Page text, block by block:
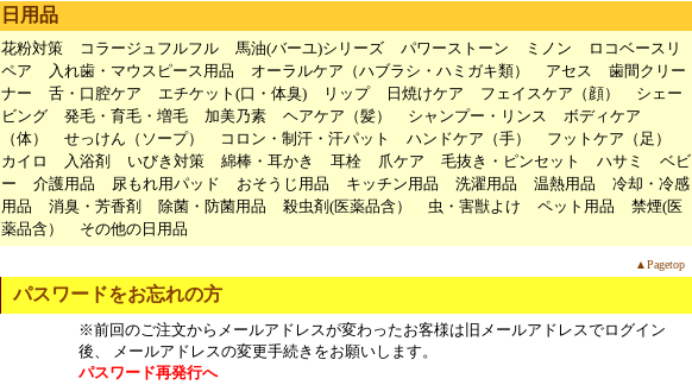
日用品
花粉対策 コラージュフルフル 馬油(バーユ)シリーズ パワーストーン ミノン
ロコベースリ
ペア
入れ歯・マウスピース用品 オーラルケア（ハブラシ・ハミガキ類） アセス
歯間クリー
ナー
舌・口腔ケア エチケット(口・体臭) リップ 日焼けケア フェイスケア（顔）
シェー
ビング
発毛・育毛・増毛 加美乃素 ヘアケア（髪） シャンプー・リンス
ボディケア
（体）
せっけん（ソープ） コロン・制汗・汗パット ハンドケア（手）
フットケア（足）
カイロ
入浴剤 いびき対策 綿棒・耳かき 耳栓 爪ケア 毛抜き・ピンセット ハサミ
ベビ
ー
介護用品 尿もれ用パッド おそうじ用品 キッチン用品 洗濯用品 温熱用品
冷却・冷感
用品
消臭・芳香剤 除菌・防菌用品 殺虫剤(医薬品含） 虫・害獣よけ ペット用品
禁煙(医
薬品含）
その他の日用品
▲Pagetop
パスワードをお忘れの方
※前回のご注文からメールアドレスが変わったお客様は旧メールアドレスでログイン
後、 メールアドレスの変更手続きをお願いします。
パスワード再発行へ